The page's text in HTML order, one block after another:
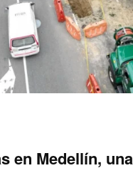
en Medellín,